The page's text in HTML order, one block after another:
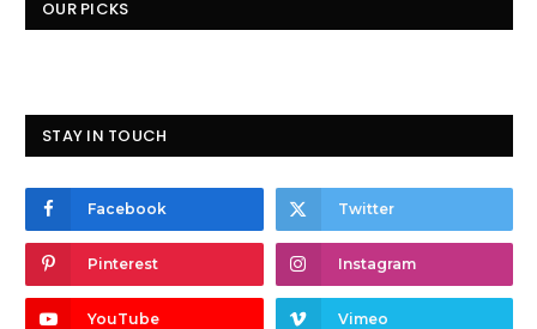
OUR PICKS
STAY IN TOUCH
Facebook Twitter
Pinterest Instagram
YouTube Vimeo